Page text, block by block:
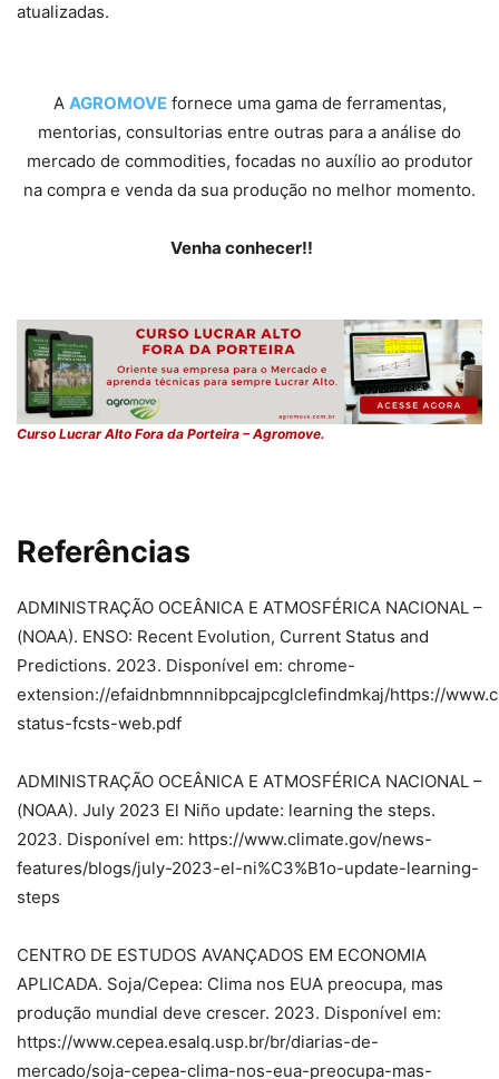
atualizadas.
A AGROMOVEfornece uma gama de ferramentas,
mentorias, consultorias entre outras para a análise do
mercado de commodities, focadas no auxílio ao produtor
na compra e venda da sua produção no melhor momento.
Venha conhecer!!
Curso Lucrar Alto Fora da Porteira – Agromove.
Referências
ADMINISTRAÇÃO OCEÂNICA E ATMOSFÉRICA NACIONAL –
(NOAA). ENSO: Recent Evolution, Current Status and
Predictions. 2023. Disponível em: chrome-
extension://efaidnbmnnnibpcajpcglclefindmkaj/https://
status-fcsts-web.pdf
ADMINISTRAÇÃO OCEÂNICA E ATMOSFÉRICA NACIONAL –
(NOAA). July 2023 El Niño update: learning the steps.
2023. Disponível em: https://www.climate.gov/news-
features/blogs/july-2023-el-ni%C3%B1o-update-learning-
steps
CENTRO DE ESTUDOS AVANÇADOS EM ECONOMIA
APLICADA. Soja/Cepea: Clima nos EUA preocupa, mas
produção mundial deve crescer. 2023. Disponível em:
https://www.cepea.esalq.usp.br/br/diarias-de-
mercado/soja-cepea-clima-nos-eua-preocupa-mas-